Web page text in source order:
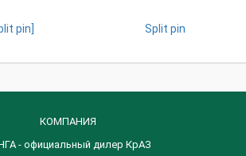
pin] Split pin
КОМПАНИЯ
- официальный дилер КрАЗ